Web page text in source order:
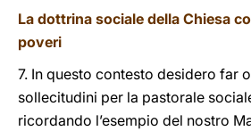
La dottrina sociale della Chiesa
poveri
7. In questo contesto desidero far
sollecitudini per la pastorale
ricordando l’esempio del nostro